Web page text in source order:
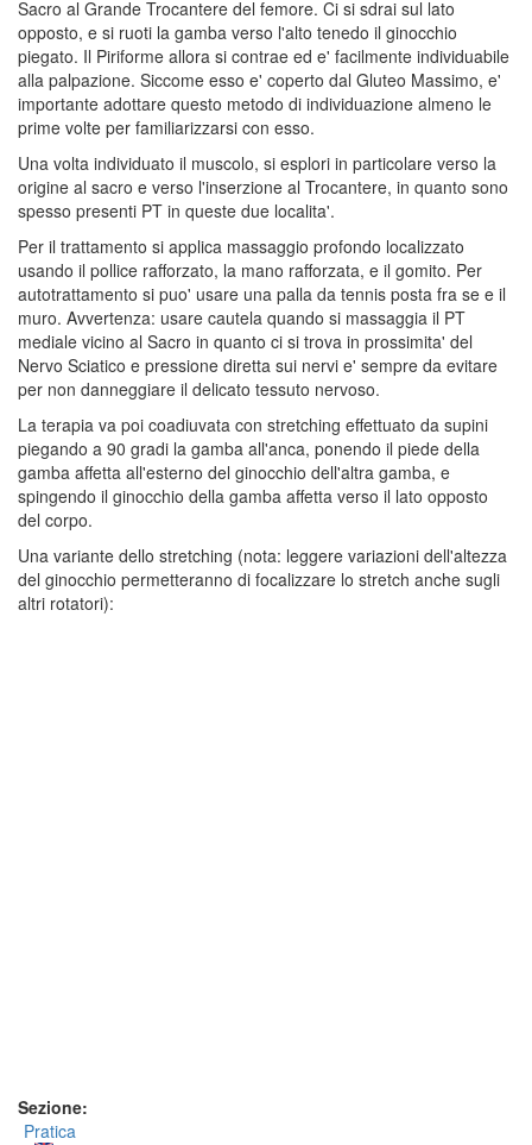
Sacro al Grande Trocantere del femore. Ci si sdrai sul lato
opposto, e si ruoti la gamba verso l'alto tenedo il ginocchio
piegato. Il Piriforme allora si contrae ed e' facilmente individuabile
alla palpazione. Siccome esso e' coperto dal Gluteo Massimo, e'
importante adottare questo metodo di individuazione almeno le
prime volte per familiarizzarsi con esso.
Una volta individuato il muscolo, si esplori in particolare verso la
origine al sacro e verso l'inserzione al Trocantere, in quanto sono
spesso presenti PT in queste due localita'.
Per il trattamento si applica massaggio profondo localizzato
usando il pollice rafforzato, la mano rafforzata, e il gomito. Per
autotrattamento si puo' usare una palla da tennis posta fra se e il
muro. Avvertenza: usare cautela quando si massaggia il PT
mediale vicino al Sacro in quanto ci si trova in prossimita' del
Nervo Sciatico e pressione diretta sui nervi e' sempre da evitare
per non danneggiare il delicato tessuto nervoso.
La terapia va poi coadiuvata con stretching effettuato da supini
piegando a 90 gradi la gamba all'anca, ponendo il piede della
gamba affetta all'esterno del ginocchio dell'altra gamba, e
spingendo il ginocchio della gamba affetta verso il lato opposto
del corpo.
Una variante dello stretching (nota: leggere variazioni dell'altezza
del ginocchio permetteranno di focalizzare lo stretch anche sugli
altri rotatori):
Sezione:
Pratica